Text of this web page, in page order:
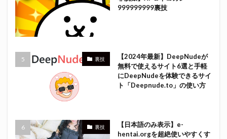
999999999裏技
裏技
【2024年最新】DeepNudeが
無料で使えるサイト6選と手軽
にDeepNudeを体験できるサイ
ト「Deepnude.to」の使い方
裏技
【日本語のみ表示】e-
hentai.orgを超絶使いやすくす